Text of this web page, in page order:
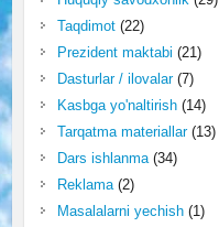
Taqdimot(22)
Prezident maktabi (21)
Dasturlar / ilovalar(7)
Kasbga yo'naltirish(14)
Tarqatma materiallar(13)
Dars ishlanma(34)
Reklama(2)
Masalalarni yechish(1)